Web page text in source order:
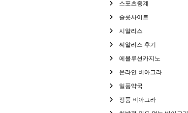
스포츠중계
슬롯사이트
시알리스
씨알리스 후기
에볼루션카지노
온라인 비아그라
일품약국
정품 비아그라